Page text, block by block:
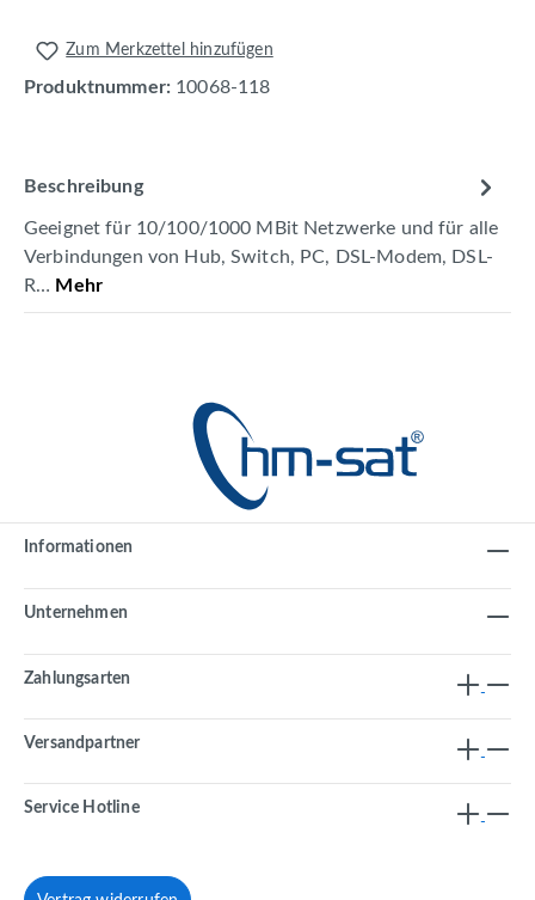
Zum Merkzettel hinzufügen
Produktnummer: 10068-118
Beschreibung
Geeignet für 10/100/1000 MBit Netzwerke und für alle
Verbindungen von Hub, Switch, PC, DSL-Modem, DSL-
R… Mehr
Informationen
Unternehmen
Zahlungsarten
Versandpartner
Service Hotline